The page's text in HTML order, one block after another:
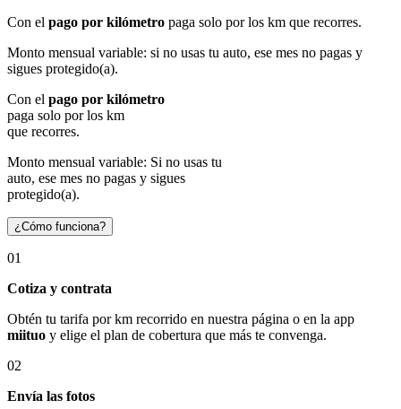
Con el pago por kilómetro paga solo por los km que recorres.
Monto mensual variable: si no usas tu auto, ese mes no pagas y
sigues protegido(a).
Con el pago por kilómetro
paga solo por los km
que recorres.
Monto mensual variable: Si no usas tu
auto, ese mes no pagas y sigues
protegido(a).
¿Cómo funciona?
01
Cotiza y contrata
Obtén tu tarifa por km recorrido en nuestra página o en la app
miituo y elige el plan de cobertura que más te convenga.
02
Envía las fotos